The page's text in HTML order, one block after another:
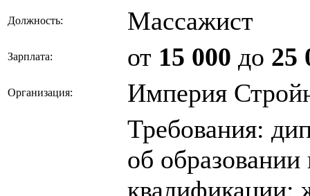
Должность: Массажист
Зарплата: от 15 000 до 25
Организация: Империя
Требования:
об
квалификации;